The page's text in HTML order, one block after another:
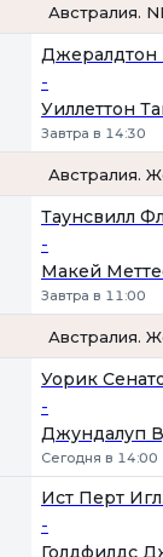
Австралия.
Джералдтон
-
Уиллеттон
Завтра в 14:30
Австралия.
Таунсвилл
-
Макей
Завтра в 11:00
Австралия.
Уорик
-
Джундалуп
Сегодня в 14:00
Ист Перт
-
Голдфилдс